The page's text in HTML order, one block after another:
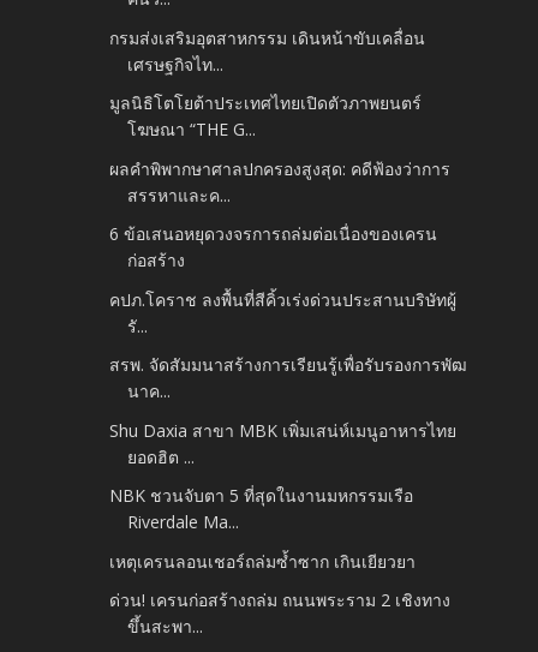
กรมส่งเสริมอุตสาหกรรม เดินหน้าขับเคลื่อน
เศรษฐกิจไท...
มูลนิธิโตโยต้าประเทศไทยเปิดตัวภาพยนตร์
โฆษณา “THE G...
ผลคำพิพากษาศาลปกครองสูงสุด: คดีฟ้องว่าการ
สรรหาและค...
6 ข้อเสนอหยุดวงจรการถล่มต่อเนื่องของเครน
ก่อสร้าง
คปภ.โคราช ลงพื้นที่สีคิ้วเร่งด่วนประสานบริษัทผู้
รั...
สรพ. จัดสัมมนาสร้างการเรียนรู้เพื่อรับรองการพัฒ
นาค...
Shu Daxia สาขา MBK เพิ่มเสน่ห์เมนูอาหารไทย
ยอดฮิต ...
NBK ชวนจับตา 5 ที่สุดในงานมหกรรมเรือ
Riverdale Ma...
เหตุเครนลอนเชอร์ถล่มซ้ำซาก เกินเยียวยา
ด่วน! เครนก่อสร้างถล่ม ถนนพระราม 2 เชิงทาง
ขึ้นสะพา...